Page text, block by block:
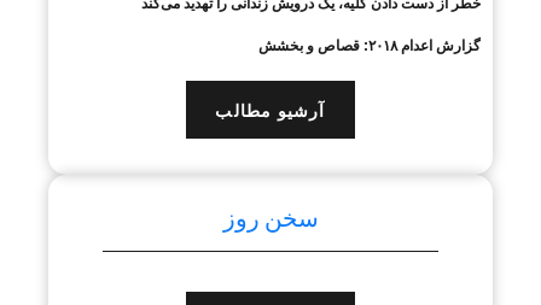
خطر از دست دادن کلیه، یک درویش زندانی را تهدید می‌کند
گزارش اعدام ۲۰۱۸: قصاص و بخشش
آرشیو مطالب
سخن روز